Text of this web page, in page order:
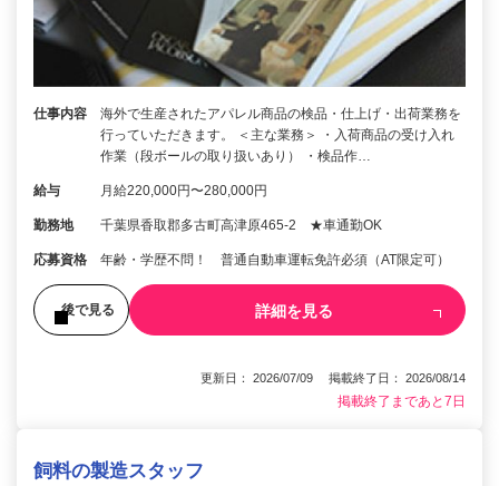
仕事内容
海外で生産されたアパレル商品の検品・仕上げ・出荷業務を
行っていただきます。 ＜主な業務＞ ・入荷商品の受け入れ
作業（段ボールの取り扱いあり） ・検品作…
給与 月給220,000円〜280,000円
勤務地 千葉県香取郡多古町高津原465-2 ★車通勤OK
応募資格 年齢・学歴不問！ 普通自動車運転免許必須（AT限定可）
後で見る 詳細を見る
更新日： 2026/07/09 掲載終了日： 2026/08/14
掲載終了まであと7日
飼料の製造スタッフ